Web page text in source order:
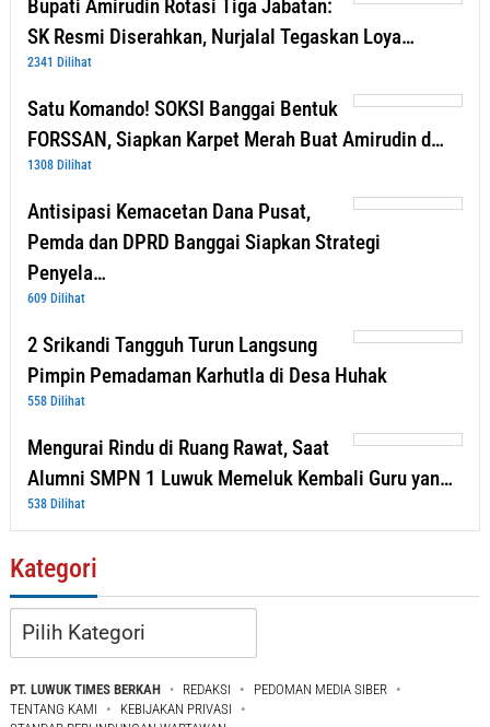
Bupati Amirudin Rotasi Tiga Jabatan:
SK Resmi Diserahkan, Nurjalal Tegaskan Loya…
2341 Dilihat
Satu Komando! SOKSI Banggai Bentuk
FORSSAN, Siapkan Karpet Merah Buat Amirudin d…
1308 Dilihat
Antisipasi Kemacetan Dana Pusat,
Pemda dan DPRD Banggai Siapkan Strategi
Penyela…
609 Dilihat
2 Srikandi Tangguh Turun Langsung
Pimpin Pemadaman Karhutla di Desa Huhak
558 Dilihat
Mengurai Rindu di Ruang Rawat, Saat
Alumni SMPN 1 Luwuk Memeluk Kembali Guru yan…
538 Dilihat
Kategori
Kategori
PT. LUWUK TIMES BERKAH REDAKSI
PEDOMAN MEDIA SIBER
TENTANG KAMI
KEBIJAKAN PRIVASI